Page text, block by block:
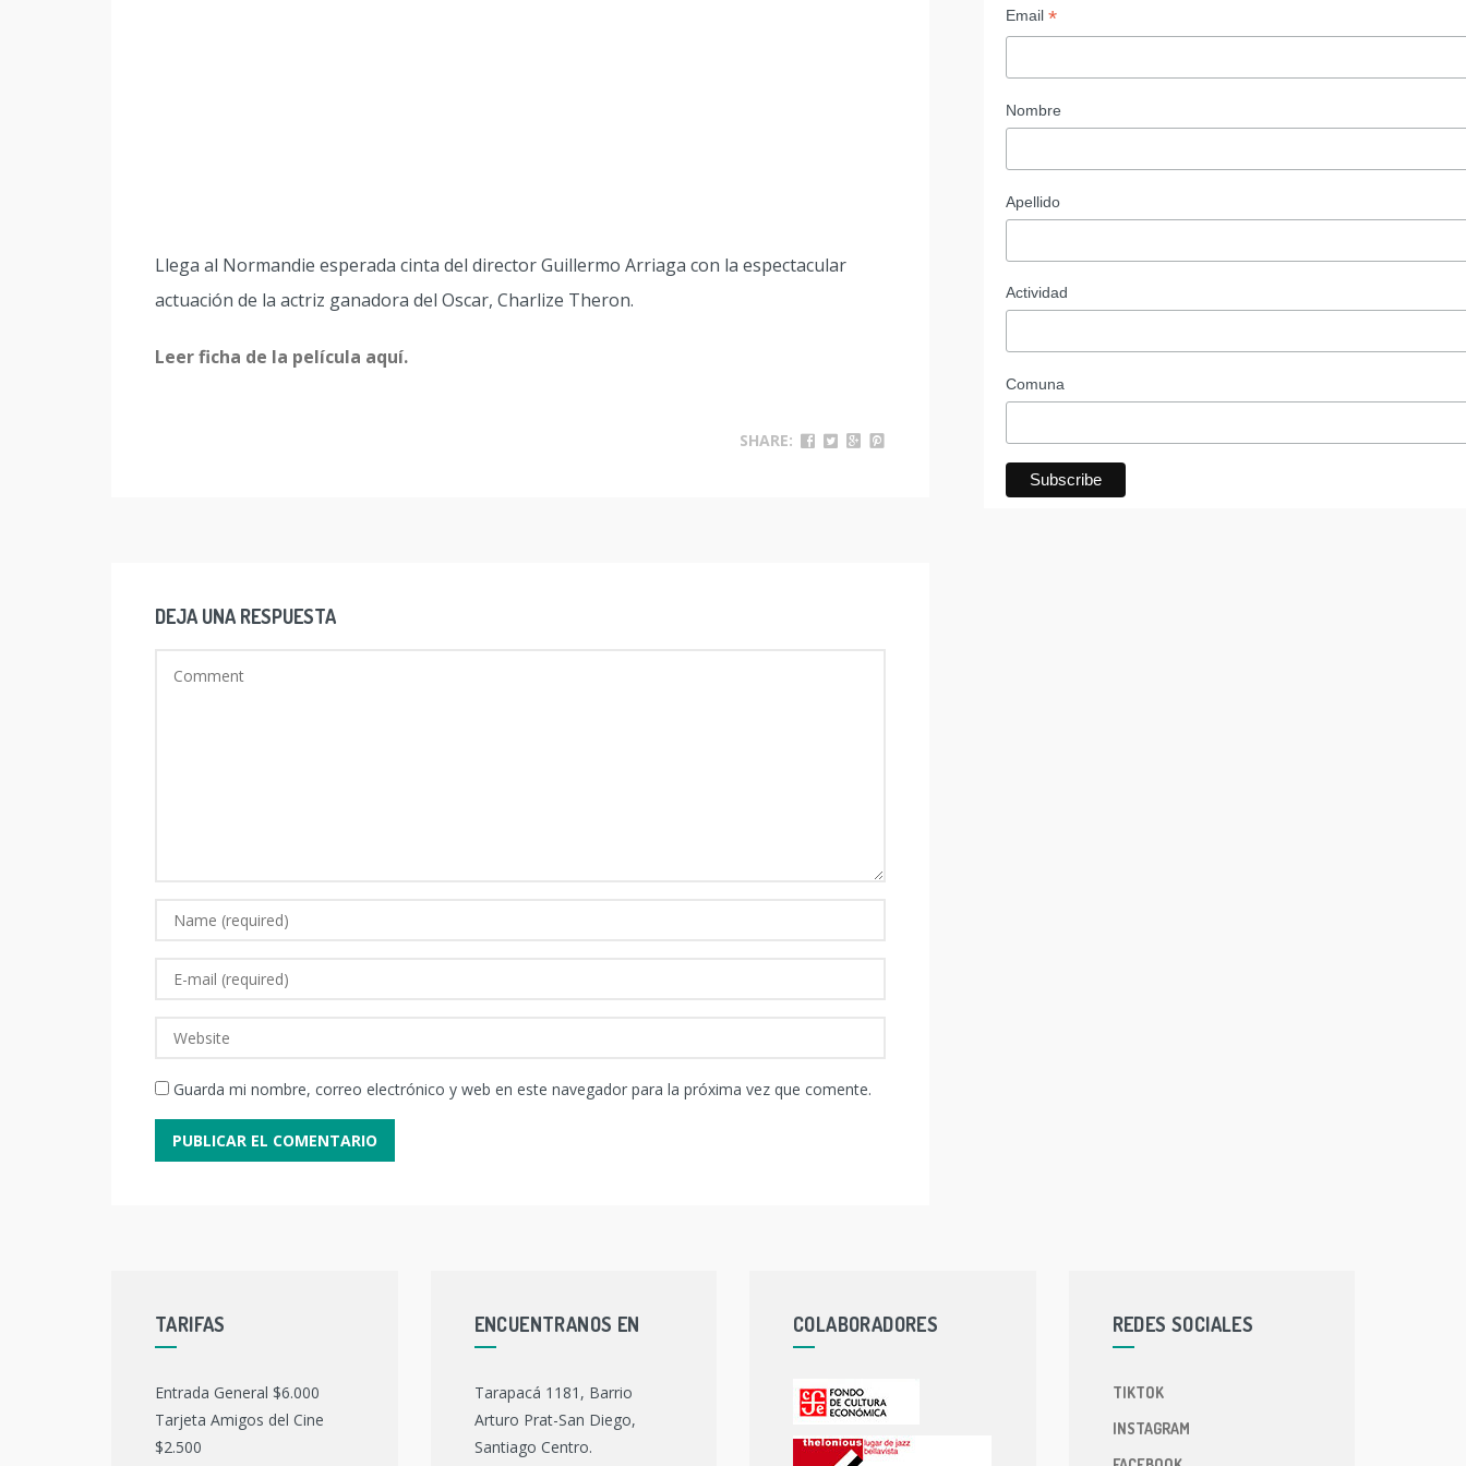
Llega al Normandie esperada cinta del director Guillermo Arriaga con la espectacular
actuación de la actriz ganadora del Oscar, Charlize Theron.
Leer ficha de la película aquí.
SHARE:
DEJA UNA RESPUESTA
Guarda mi nombre, correo electrónico y web en este navegador para la próxima vez que comente.
Email *
Nombre
Apellido
Actividad
Comuna
TARIFAS
Entrada General $6.000
Tarjeta Amigos del Cine
$2.500
ENCUENTRANOS EN
Tarapacá 1181, Barrio
Arturo Prat-San Diego,
Santiago Centro.
COLABORADORES REDES SOCIALES
TIKTOK
INSTAGRAM